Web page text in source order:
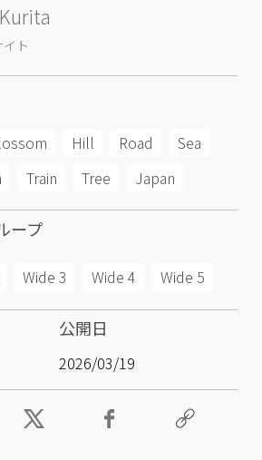
ト
Hill Road
Sea
Train Tree Japan
ープ
Wide 3 Wide 4 Wide 5
公開日
2026/03/19